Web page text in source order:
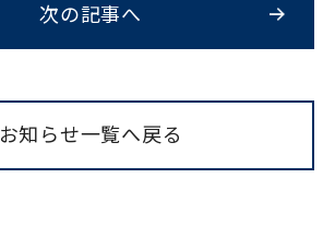
お知らせ一覧へ戻る
次の記事へ